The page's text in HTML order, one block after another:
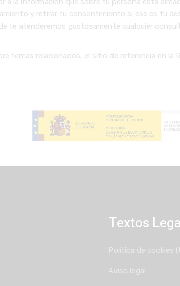
y retirar tu consentimiento si ese es tu
te atenderemos gustosamente cualquier
temas relacionados, el sitio de referencia en la
Textos
Política de cookies
Aviso legal